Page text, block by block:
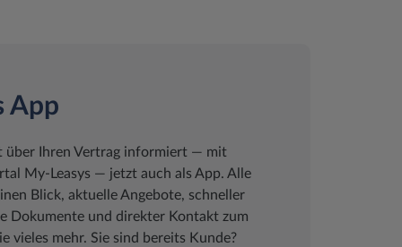
App
über Ihren Vertrag informiert ― mit
My-Leasys ― jetzt auch als App. Alle
Blick, aktuelle Angebote, schneller
Dokumente und direkter Kontakt zum
vieles mehr. Sie sind bereits Kunde?